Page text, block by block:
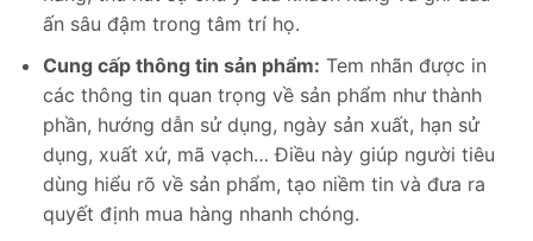
ấn sâu đậm trong tâm trí họ.
Cung cấp thông tin sản phẩm: Tem nhãn được in
các thông tin quan trọng về sản phẩm như thành
phần, hướng dẫn sử dụng, ngày sản xuất, hạn sử
dụng, xuất xứ, mã vạch… Điều này giúp người tiêu
dùng hiểu rõ về sản phẩm, tạo niềm tin và đưa ra
quyết định mua hàng nhanh chóng.